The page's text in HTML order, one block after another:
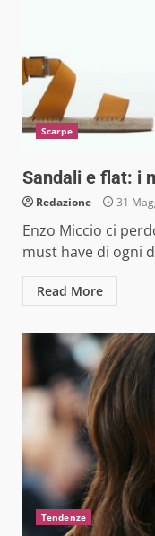
Scarpe
Sandali e flat: i
Redazione 31
Enzo Miccio ci
must have di ogni
Read More
Tendenze